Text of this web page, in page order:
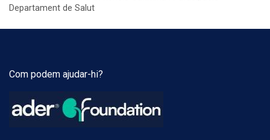
Departament de Salut
Com podem ajudar-hi?